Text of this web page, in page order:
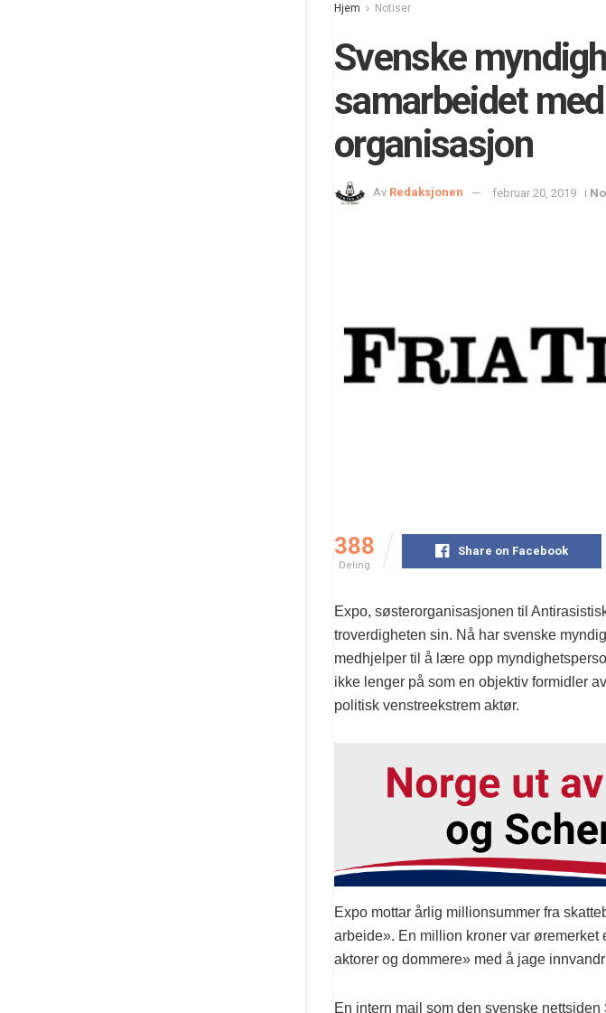
Hjem Notiser
Svenske
samarbeidet
organisasjon
Av Redaksjonen februar 20, 2019 i
388
Deling
Share on Facebook
Expo, søsterorganisasjonen til
troverdigheten sin. Nå har svenske
medhjelper til å lære opp
ikke lenger på som en objektiv formidler
politisk venstreekstrem aktør.
Expo mottar årlig millionsummer fra
arbeide». En million kroner var øremerket
aktorer og dommere» med å jage
En intern mail som den svenske